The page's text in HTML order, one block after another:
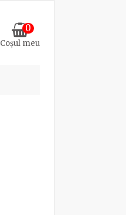
0
Coșul meu